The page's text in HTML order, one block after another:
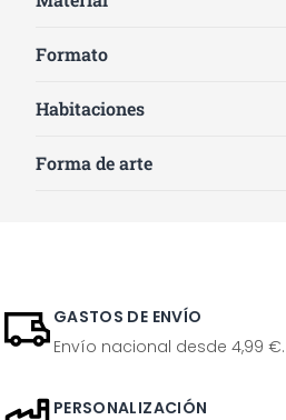
Formato
Habitaciones
Forma de arte
GASTOS DE ENVÍO
Envío nacional desde 4,99 €.
PERSONALIZACIÓN